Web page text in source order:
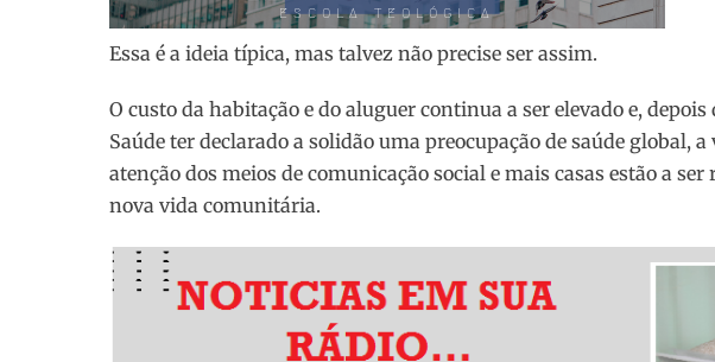
Essa é a ideia típica, mas talvez não precise ser assim.
O custo da habitação e do aluguer continua a ser elevado e,
Saúde ter declarado a solidão uma preocupação de saúde global,
atenção dos meios de comunicação social e mais casas estão a
nova vida comunitária.